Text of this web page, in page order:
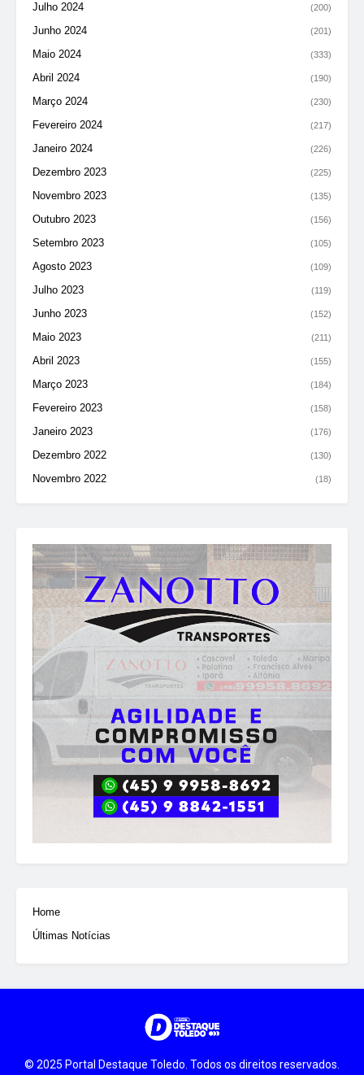
Julho 2024 (200)
Junho 2024 (201)
Maio 2024 (333)
Abril 2024 (190)
Março 2024 (230)
Fevereiro 2024 (217)
Janeiro 2024 (226)
Dezembro 2023 (225)
Novembro 2023 (135)
Outubro 2023 (156)
Setembro 2023 (105)
Agosto 2023 (109)
Julho 2023 (119)
Junho 2023 (152)
Maio 2023 (211)
Abril 2023 (155)
Março 2023 (184)
Fevereiro 2023 (158)
Janeiro 2023 (176)
Dezembro 2022 (130)
Novembro 2022 (18)
Home
Últimas Notícias
© 2025 Portal Destaque Toledo. Todos os direitos reservados.